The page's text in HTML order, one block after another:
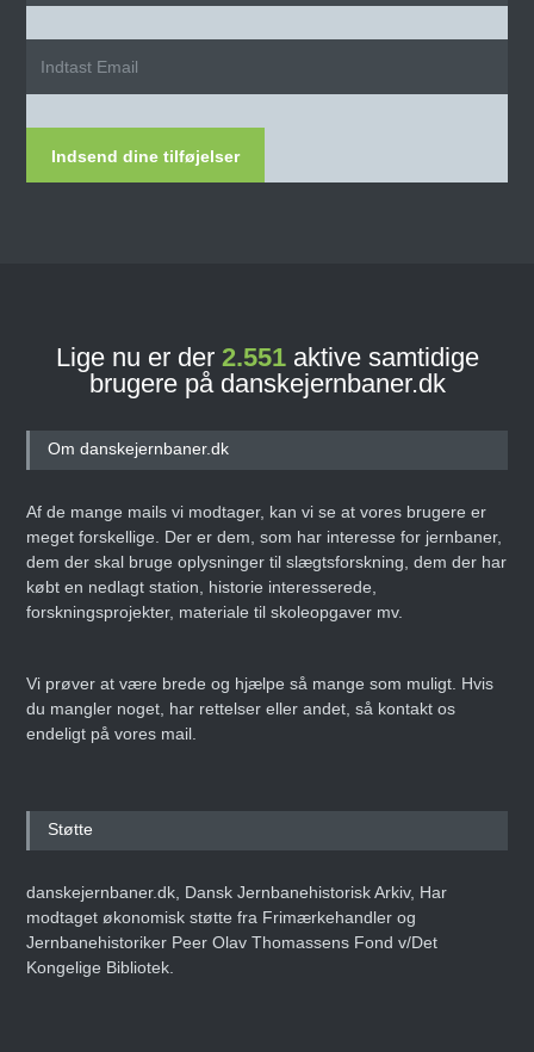
Indsend dine tilføjelser
Lige nu er der 2.551aktive samtidige
brugere på danskejernbaner.dk
Om danskejernbaner.dk
Af de mange mails vi modtager, kan vi se at vores brugere er
meget forskellige. Der er dem, som har interesse for jernbaner,
dem der skal bruge oplysninger til slægtsforskning, dem der har
købt en nedlagt station, historie interesserede,
forskningsprojekter, materiale til skoleopgaver mv.
Vi prøver at være brede og hjælpe så mange som muligt. Hvis
du mangler noget, har rettelser eller andet, så kontakt os
endeligt på vores mail.
Støtte
danskejernbaner.dk, Dansk Jernbanehistorisk Arkiv, Har
modtaget økonomisk støtte fra Frimærkehandler og
Jernbanehistoriker Peer Olav Thomassens Fond v/Det
Kongelige Bibliotek.